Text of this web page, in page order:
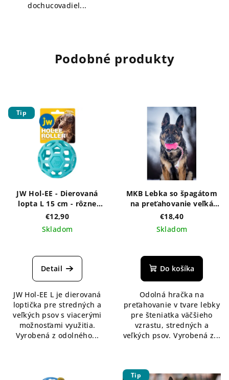
dochucovadiel...
Podobné produkty
Tip
JW Hol-EE - Dierovaná
lopta L 15 cm - rôzne
farby
€12,90
Skladom
Detail
JW Hol-EE L je dierovaná
loptička pre stredných a
veľkých psov s viacerými
možnosťami využitia.
Vyrobená z odolného...
MKB Lebka so špagátom
na preťahovanie veľká
dutá Puppy - ružová
€18,40
Skladom
Do košíka
Odolná hračka na
preťahovanie v tvare lebky
pre šteniatka väčšieho
vzrastu, stredných a
veľkých psov. Vyrobená z...
Tip